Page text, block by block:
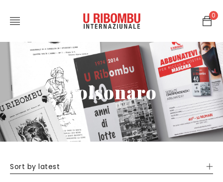
0
bolsonaro
Sort by latest